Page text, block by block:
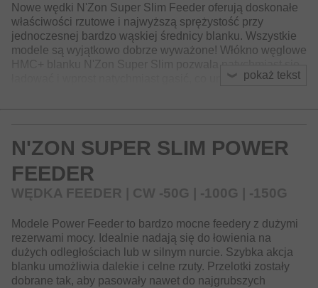
pokaż tekst
Nowe wędki N'Zon Super Slim Feeder oferują doskonałe
właściwości rzutowe i najwyższą sprężystość przy
jednoczesnej bardzo wąskiej średnicy blanku. Wszystkie
modele są wyjątkowo dobrze wyważone! Włókno węglowe
HMC+ blanku N'Zon Super Slim pozwala natychmiast się
ładować i wprost natychmiast gasić, co umożliwia
Armlock płynnie dokuje dolnik do przedramienia, co
Seria N'Zon Super Slim obejmuje wszystkie rodzaje
wędziska dedykowane do lekkich metod oraz do łowienia
na małych i dużych dystansach, są również modele do
łowienia w silnym nurcie, jak również do łowienia dużych
karpi, ta seria zawiera praktycznie każdy model.
N'ZON SUPER SLIM POWER
FEEDER
WĘDKA FEEDER | CW -50G | -100G | -150G
Modele Power Feeder to bardzo mocne feedery z dużymi
rezerwami mocy. Idealnie nadają się do łowienia na
dużych odległościach lub w silnym nurcie. Szybka akcja
blanku umożliwia dalekie i celne rzuty. Przelotki zostały
dobrane tak, aby pasowały nawet do najgrubszych